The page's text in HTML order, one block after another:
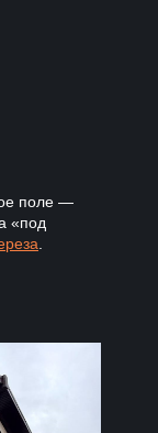
поле —
«под